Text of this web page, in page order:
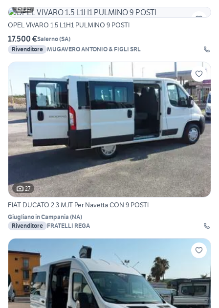
15
OPEL VIVARO 1.5 L1H1 PULMINO 9 POSTI
17.500 €Salerno(SA)
Rivenditore MUGAVERO ANTONIO & FIGLI SRL
27
FIAT DUCATO 2.3 MJT Per Navetta CON 9 POSTI
Giugliano in Campania (NA)
Rivenditore FRATELLI REGA